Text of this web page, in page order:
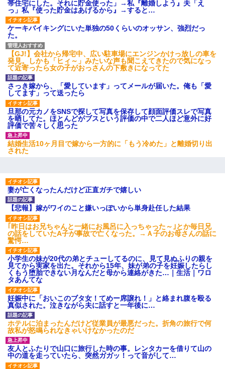
三年働いてたパートを突然クビになった。しかし元職場の主要取
引先のトップが母方の叔父だったので…
[緊急]ベロベロの女に声をかけて行為してきた結果
新卒の女性社員に1年半ストーカーされていた。俺「マジで怖い」
上司「話をしてみる」→女性社員「実は10数年前に…」
｢昨日はお兄ちゃんと一緒にお風呂に入っちゃった～｣とか毎日兄
の話をしていたA子が事故で亡くなった。→Ａ子のお母さんの話に
驚愕…
嘘をついてフリン旅行へ出かけた嫁→翌日、嫁「ただいま～」旦
那「娘がシんだよ。何度も連絡したのに…」嫁「えっ」→なん
と・・・
【驚愕】5000円でＪＫと行為してきたが後悔しかない…
義兄嫁が義実家で「コロナ陽性だったからこのまま療養させて下
さい」と言い出してド修羅場になった
中途採用のAが部長から呼び出された。Aはヘラヘラと部屋に入っ
ていき、1時間後に号泣しながら出てきて…
義兄嫁「娘が大学に入ったら下宿させて」私「しつこい、学校斡
旋のアパートに行け」→ 旦那が義兄に通報したら「志望校を変え
ろ！」とキレて・・・
放置子が病院送りになったらしい → 俺（二度と帰ってくるなよ…
嫁を半身不随にしやがった恨みは、正直こんなもんじゃ晴れな
い）
見合いにて。嫁「はじめまして」俺「失礼ですが○○さんご本人で
すか？」
帯住宅にした。それに貯金使った」→私『離婚しよう』夫「え
っ」私『使った貯金はあげるから』→すると…
ケーキバイキングにいた単独の50くらいのオッサン、強烈だっ
た。
【GJ!】会社から帰宅中、広い駐車場にエンジンかけっ放しの車を
発見。しかも「ヒィ～」みたいな声も聞こえてきたので気になっ
て近寄ったら女の子がおっさんの下敷きになってた
さっき嫁から、「愛しています」ってメールが届いた。俺も「愛
してます」って送ったら
旦那の元カノをSNSで探して写真を保存して顔面評価スレで写真
を晒してた。ほとんどがブスという評価の中で二人ほど意外に好
評価で苦々しく思った
結婚生活10ヶ月目で嫁から一方的に「もう冷めた」と離婚切り出
された
妻が亡くなったんだけど正直ガチで嬉しい
【悲報】嫁がワイのこと嫌いっぽいから単身赴任した結果
｢昨日はお兄ちゃんと一緒にお風呂に入っちゃった～｣とか毎日兄
の話をしていたA子が事故で亡くなった。→Ａ子のお母さんの話に
驚愕…
小学生の妹が20代の弟とチューしてるのに、見て見ぬふりの親を
見てから実家を出た。それから15年、妹が弟の子を妊娠したらし
くもう堕胎できない月なんだと母から連絡がきた…｜生活｜ワロ
タあんてな
妊娠中に「おいこのブタ女！てめー席譲れ！」と絡まれ腹を殴る
真似された。泣きながら夫に話すと一年後に…
ホテルに泊まったんだけど従業員が最悪だった。折角の旅行で何
故私が怒鳴られなきゃいけなかったのだ
友人とふたりで山口に旅行した時の事。レンタカーを借りて山の
中の道を走っていたら、突然ガガッ！って音がして…